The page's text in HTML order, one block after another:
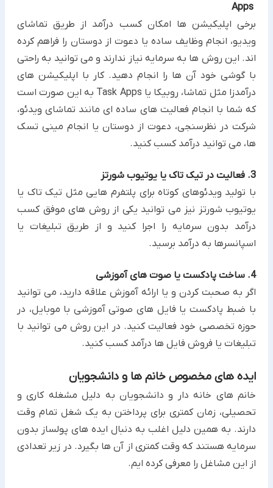
Apps ‎
برخی اپلیکیشن ها امکان کسب درآمد از طریق تماشای
ویدیو، انجام وظایف ساده یا دعوت از دوستان را فراهم کرده
اند. این ‏روش ها به سرمایه نیاز ندارند و می توانید به راحتی
با گوشی خود آن ها را انجام دهید.‏ کار با اپلیکیشن های
درآمدزا مثل تماشا، روبیکا یا ‏Task Apps‏ به این صورت است
که شما با انجام فعالیت های ساده ای مانند ‏تماشای ویدئو،
شرکت در نظرسنجی، دعوت از دوستان یا انجام مینی تسک
ها، می توانید درآمد کسب کنید.‏
3. فعالیت در تیک تاک یا یوتیوب شورتز
با تولید ویدئوهای کوتاه برای پلتفرم هایی مثل تیک تاک یا
یوتیوب شورتز نیز می توانید یکی از روش های موفق کسب
درآمد بدون سرمایه را اجرا کنید و از طریق تبلیغات یا
اسپانسرها به درآمد برسید.‏
4. ساخت پادکست یا صوت های آموزشی
اگر به صحبت کردن و یا ارائه آموزش علاقه دارید، می توانید
با ضبط پادکست یا فایل های صوتی آموزشی با موبایل، در
حوزه ‏تخصصی خود فعالیت کنید. در این روش می توانید با
تبلیغات یا فروش فایل ها درآمد کسب کنید.‏
ایده های مخصوص خانم ها و دانشجویان
خانم های خانه دار و دانشجویان به دلیل مشغله کاری و
تحصیلی، زمان کمتری برای پرداختن به یک شغل تمام وقت
دارند. به ‏همین دلیل اغلب به دنبال ایده های پولساز بدون
سرمایه هستند که وقت کمتری از آن ها بگیرد. در زیر تعدادی
از این مشاغل ‏را معرفی کرده ایم.‏